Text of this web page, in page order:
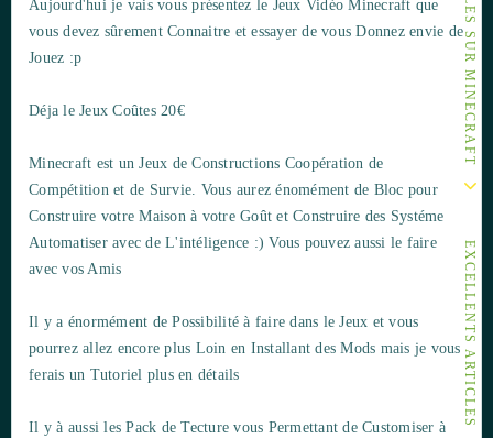
EXCELLENTS ARTICLES
Aujourd'hui je vais vous présentez le Jeux Vidéo Minecraft que
vous devez sûrement Connaitre et essayer de vous Donnez envie de
Jouez :p
Déja le Jeux Coûtes 20€
Minecraft est un Jeux de Constructions Coopération de
Compétition et de Survie. Vous aurez énomément de Bloc pour
Construire votre Maison à votre Goût et Construire des Systéme
Automatiser avec de L'intéligence :) Vous pouvez aussi le faire
avec vos Amis
Il y a énormément de Possibilité à faire dans le Jeux et vous
pourrez allez encore plus Loin en Installant des Mods mais je vous
ferais un Tutoriel plus en détails
Il y à aussi les Pack de Tecture vous Permettant de Customiser à